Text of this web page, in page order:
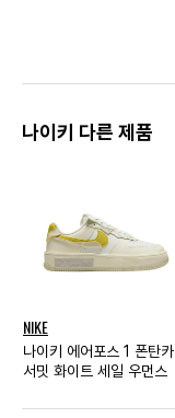
나이키 다른 제품
NIKE
나이키 에어포스 1 폰탄카
서밋 화이트 세일 우먼스